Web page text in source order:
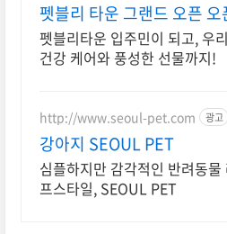
펫블리 타운 그랜드 오픈 오
벤트 진행 중!
펫블리타운 입주민이 되고, 우
건강 케어와 풍성한 선물까지!
http://www.seoul-pet.com 광고
강아지 SEOUL PET
심플하지만 감각적인 반려동물
프스타일, SEOUL PET